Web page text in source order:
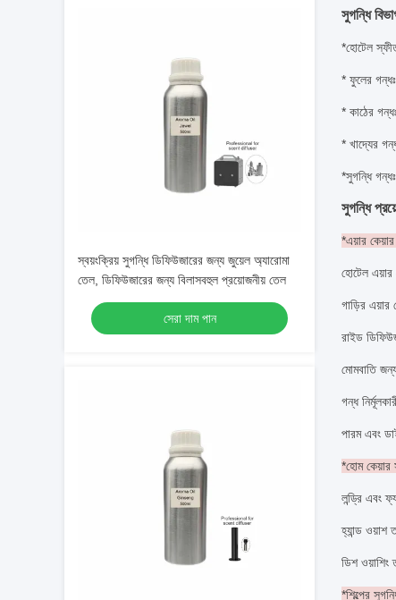
স্বয়ংক্রিয় সুগন্ধি ডিফিউজারের জন্য জুয়েল অ্যারোমা
তেল, ডিফিউজারের জন্য বিলাসবহুল প্রয়োজনীয় তেল
সেরা দাম পান
সুগন্ধি
*হোটেল
* ফুলের
* কাঠের
* খাদ্যের
*সুগন্ধি
সুগন্ধি
*এয়ার
হোটেল এয়ার
গাড়ির এয়ার
রাইড
মোমবাতি
গন্ধ
পারম এবং
*হোম কেয়ার
লন্ড্রি এবং
হ্যান্ড ওয়াশ
ডিশ ওয়াশিং
*শিল্পের